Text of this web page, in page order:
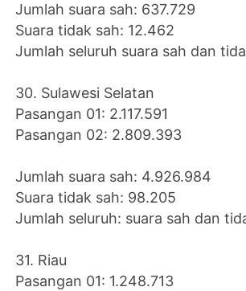
Jumlah suara sah: 637.729
Suara tidak sah: 12.462
Jumlah seluruh suara sah dan
30. Sulawesi Selatan
Pasangan 01: 2.117.591
Pasangan 02: 2.809.393
Jumlah suara sah: 4.926.984
Suara tidak sah: 98.205
Jumlah seluruh: suara sah dan
31. Riau
Pasangan 01: 1.248.713